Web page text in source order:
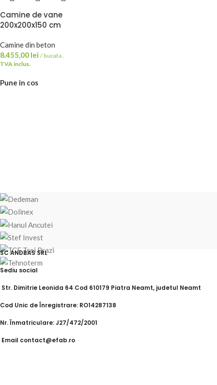
Camine de vane
200x200x150 cm
Camine din beton
8.455,00 lei / bucata .
TVA inclus.
Pune in cos
SC ANDBAS SRL
Sediu social
Str. Dimitrie Leonida 64 Cod 610179 Piatra Neamt, judetul Neamt
Cod Unic de Înregistrare: RO14287138
Nr. Înmatriculare: J27/472/2001
Email contact@efab.ro